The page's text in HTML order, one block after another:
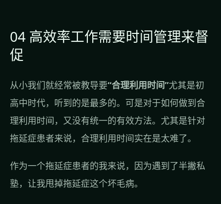
04 高效率工作需要时间管理来督
促
从小我们就经常被教导要“合理利用时间”尤其是初
高中时代，听到的是最多的。可是对于如何做到合
理利用时间，又没有统一的有效方法。尤其是针对
拖延症患者来说，合理利用时间实在是太难了。
作为一个拖延症患者的我来说，因为遇到了半撇私
塾，让我甩掉拖延症这个坏毛病。